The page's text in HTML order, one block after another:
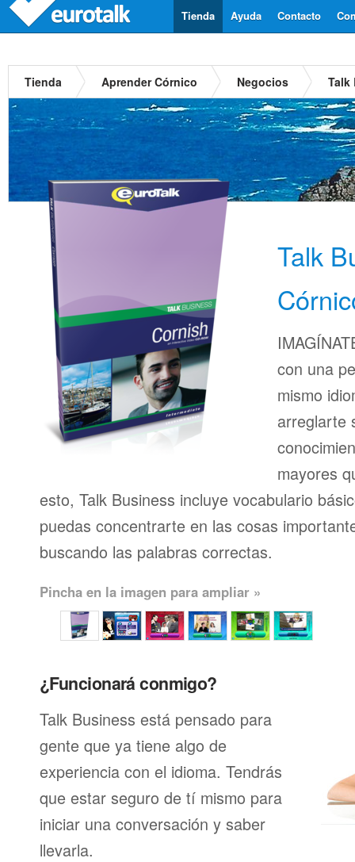
Contacto
Ayuda
Tienda
Tienda Aprender Córnico Negocios Talk
Talk
con una
mismo
arreglarte
mayores
esto, Talk Business incluye vocabulario
puedas concentrarte en las cosas
buscando las palabras correctas.
Pincha en la imagen para ampliar »
¿Funcionará conmigo?
Talk Business está pensado para
gente que ya tiene algo de
experiencia con el idioma. Tendrás
que estar seguro de tí mismo para
iniciar una conversación y saber
llevarla.